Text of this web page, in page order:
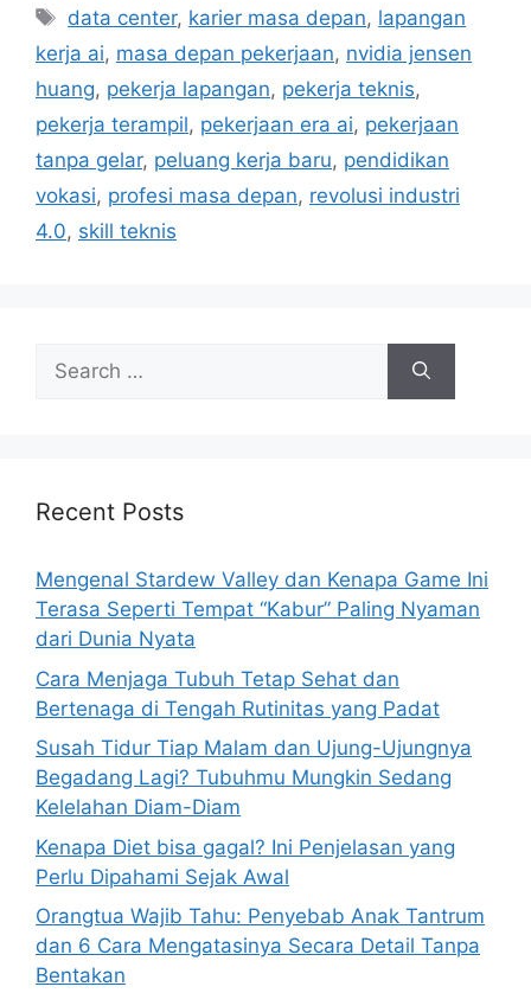
e
g
o
r
i
e
s
T
a
g
s
data center, karier masa depan, lapangan
kerja ai, masa depan pekerjaan, nvidia jensen
huang, pekerja lapangan, pekerja teknis,
pekerja terampil, pekerjaan era ai, pekerjaan
tanpa gelar, peluang kerja baru, pendidikan
vokasi, profesi masa depan, revolusi industri
4.0, skill teknis
h
r
:
Recent Posts
Mengenal Stardew Valley dan Kenapa Game Ini
Terasa Seperti Tempat “Kabur” Paling Nyaman
dari Dunia Nyata
Cara Menjaga Tubuh Tetap Sehat dan
Bertenaga di Tengah Rutinitas yang Padat
Susah Tidur Tiap Malam dan Ujung-Ujungnya
Begadang Lagi? Tubuhmu Mungkin Sedang
Kelelahan Diam-Diam
Kenapa Diet bisa gagal? Ini Penjelasan yang
Perlu Dipahami Sejak Awal
Orangtua Wajib Tahu: Penyebab Anak Tantrum
dan 6 Cara Mengatasinya Secara Detail Tanpa
Bentakan